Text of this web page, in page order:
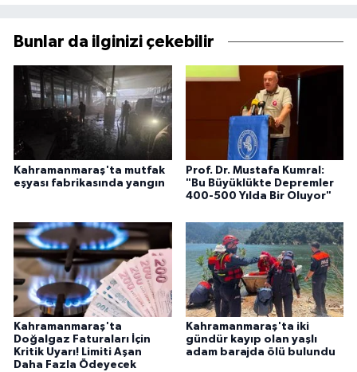
Bunlar da ilginizi çekebilir
Kahramanmaraş'ta mutfak
eşyası fabrikasında yangın
Prof. Dr. Mustafa Kumral:
"Bu Büyüklükte Depremler
400-500 Yılda Bir Oluyor"
Kahramanmaraş'ta
Doğalgaz Faturaları İçin
Kritik Uyarı! Limiti Aşan
Daha Fazla Ödeyecek
Kahramanmaraş'ta iki
gündür kayıp olan yaşlı
adam barajda ölü bulundu